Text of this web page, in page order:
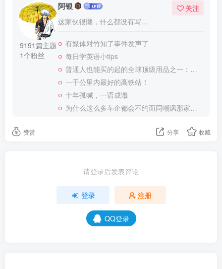
9191篇主题
1个粉丝
阿银
这家伙很懒，什么都没有写...
关注
有媒体对竹知了事件发声了
每日学英语小tips
普通人也能买的起的全球顶级用品之一：WD-40润滑除锈剂！
一千公里内最好的高铁站！
十年孤喊，一语成谶
为什么这么多车企都会不约而同嘲讽那家说不得的车企？
赞赏 分享 收藏
请登录后发表评论
登录 注册
QQ登录